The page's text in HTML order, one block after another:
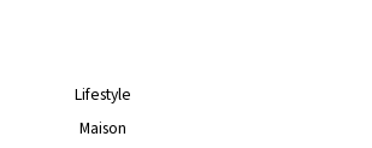
Lifestyle
Maison